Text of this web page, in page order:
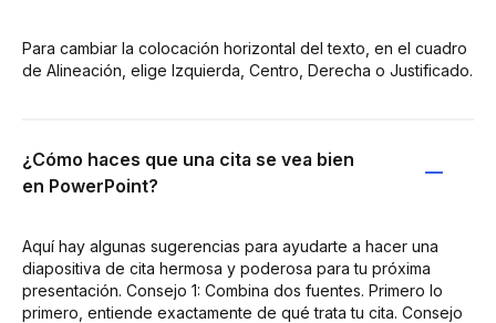
Para cambiar la colocación horizontal del texto, en el cuadro
de Alineación, elige Izquierda, Centro, Derecha o Justificado.
¿Cómo haces que una cita se vea bien
en PowerPoint?
Aquí hay algunas sugerencias para ayudarte a hacer una
diapositiva de cita hermosa y poderosa para tu próxima
presentación. Consejo 1: Combina dos fuentes. Primero lo
primero, entiende exactamente de qué trata tu cita. Consejo